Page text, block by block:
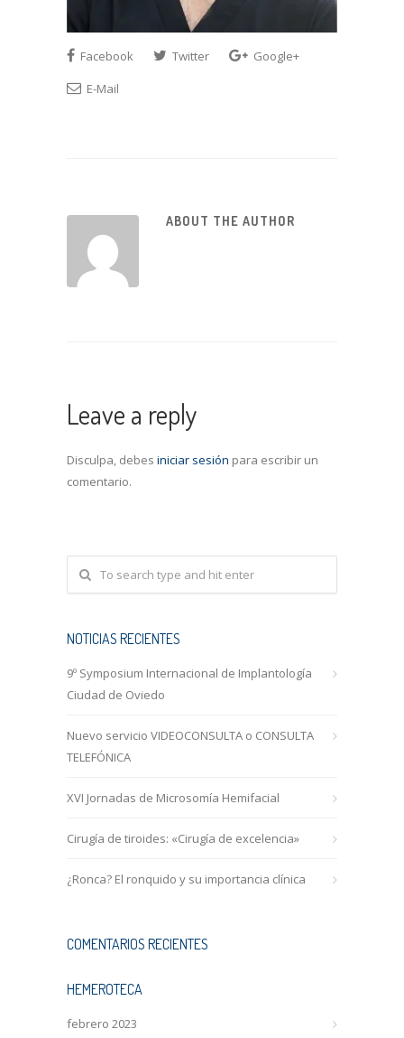
Facebook Twitter
Google+
E-Mail
ABOUT THE AUTHOR
Leave a reply
Disculpa, debes iniciar sesión para escribir un
comentario.
NOTICIAS RECIENTES
9º Symposium Internacional de Implantología
Ciudad de Oviedo
Nuevo servicio VIDEOCONSULTA o CONSULTA
TELEFÓNICA
XVI Jornadas de Microsomía Hemifacial
Cirugía de tiroides: «Cirugía de excelencia»
¿Ronca? El ronquido y su importancia clínica
COMENTARIOS RECIENTES
HEMEROTECA
febrero 2023